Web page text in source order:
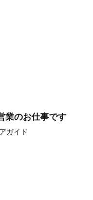
業のお仕事です
ガイド